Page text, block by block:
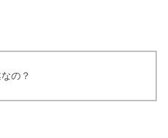
の？